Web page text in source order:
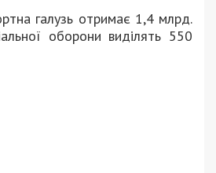
галузь отримає 1,4 млрд.
оборони виділять 550